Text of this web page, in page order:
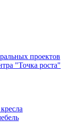
проектов
"Точка роста"